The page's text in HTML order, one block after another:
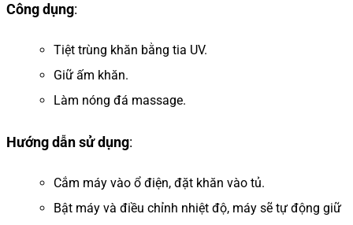
Công dụng:
Tiệt trùng khăn bằng tia UV.
Giữ ấm khăn.
Làm nóng đá massage.
Hướng dẫn sử dụng:
Cắm máy vào ổ điện, đặt khăn vào tủ.
Bật máy và điều chỉnh nhiệt độ, máy sẽ tự động giữ